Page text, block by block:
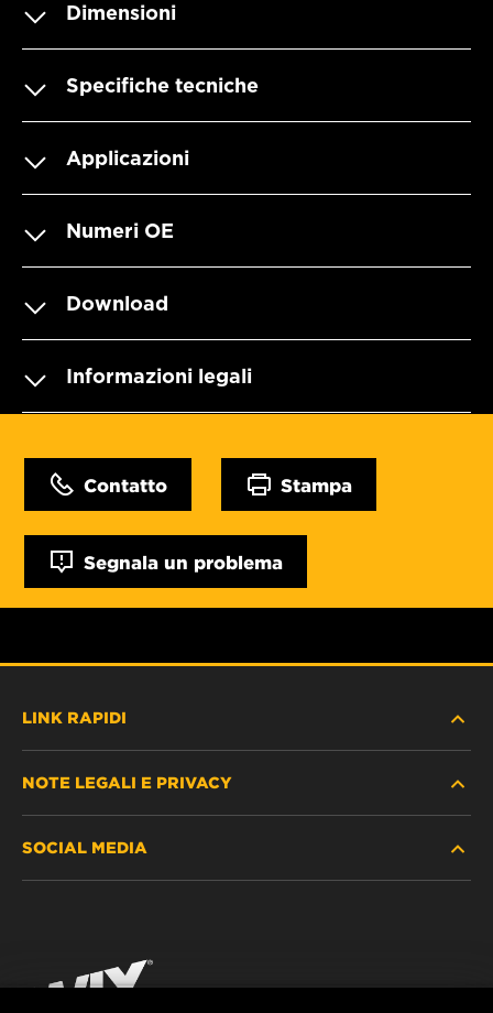
Dimensioni
Specifiche tecniche
Applicazioni
Numeri OE
Download
Informazioni legali
Contatto Stampa
Segnala un problema
LINK RAPIDI
DOVE ACQUISTARE
CONTATTACI
NOTE LEGALI E PRIVACY
IMPRESSUM
SOCIAL MEDIA
YouTube